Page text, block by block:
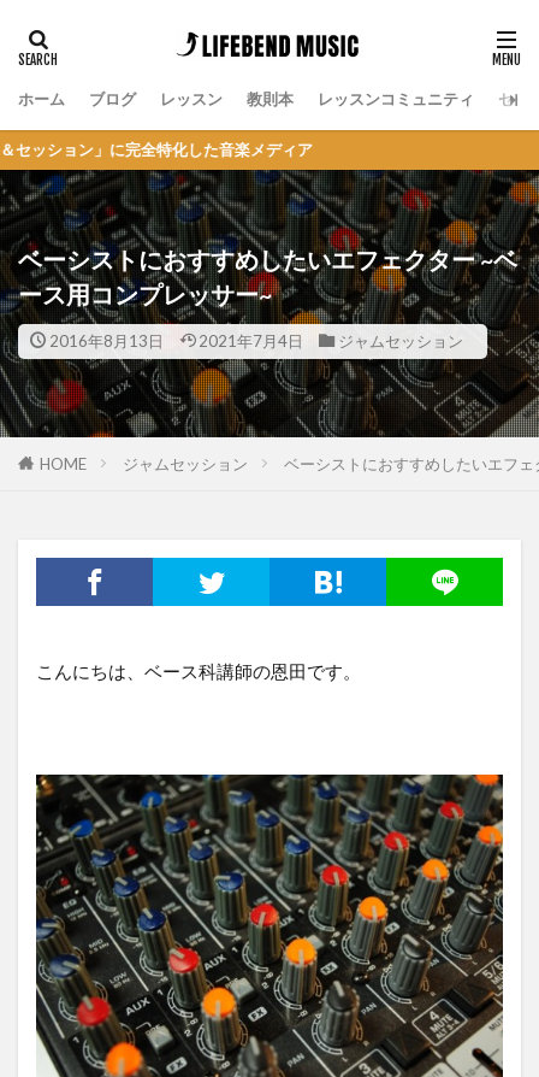
ホーム ブログ レッスン 教則本 レッスンコミュニティ セッ
」に完全特化した音楽メディア
ベーシストにおすすめしたいエフェクター ~ベ
ース用コンプレッサー~
2016年8月13日 2021年7月4日 ジャムセッション
HOME ジャムセッション ベーシストにおすすめしたいエフ
こんにちは、ベース科講師の恩田です。